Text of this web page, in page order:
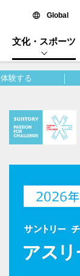
Global新
文化・スポーツ
体験する